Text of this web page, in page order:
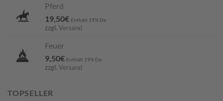
Pferd
19,50€ Enthält 19% De
zzgl. Versand
Feuer
9,50€ Enthält 19% De
zzgl. Versand
TOPSELLER